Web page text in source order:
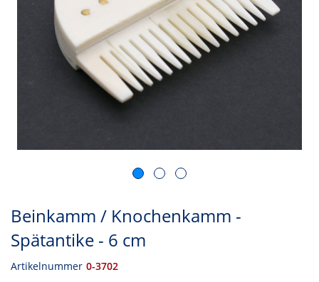
Beinkamm / Knochenkamm -
Spätantike - 6 cm
Artikelnummer 0-3702